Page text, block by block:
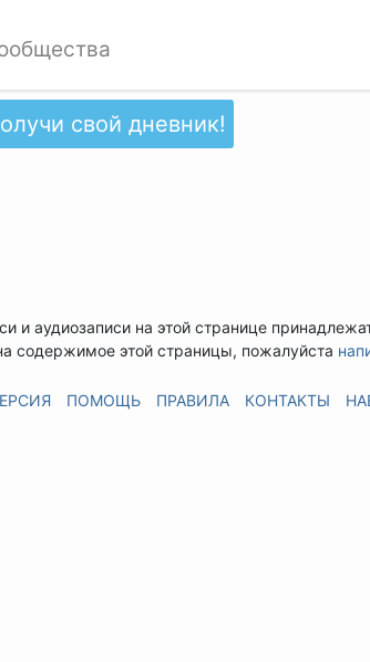
свой дневник!
и аудиозаписи на этой странице
содержимое этой страницы, пожалуйста
ПОМОЩЬ ПРАВИЛА КОНТАКТЫ